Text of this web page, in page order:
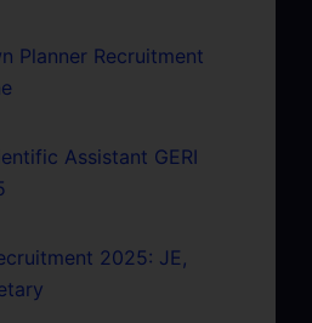
Planner Recruitment
Assistant GERI
2025: JE,